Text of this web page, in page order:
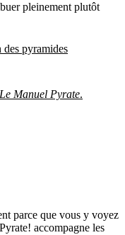
pleinement plutôt
pyramides
Le Manuel Pyrate.
parce que vous y voyez
accompagne les